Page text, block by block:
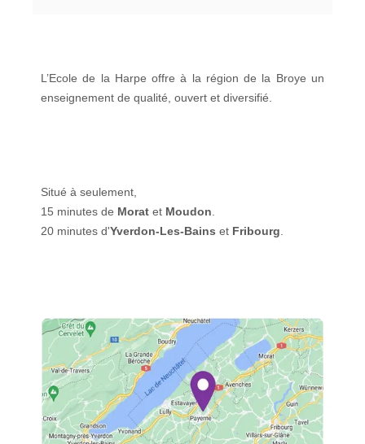
L’Ecole de la Harpe offre à la région de la Broye un
enseignement de qualité, ouvert et diversifié.
Situé à seulement,
15 minutes de Morat et Moudon
20 minutes d'Yverdon-Les-Bains et Fribourg